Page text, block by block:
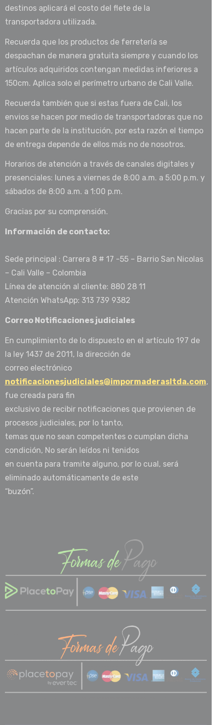
destinos aplicará el costo del flete de la
transportadora utilizada.
Recuerda que los productos de ferretería se
despachan de manera gratuita siempre y cuando los
artículos adquiridos contengan medidas inferiores a
150cm. Aplica solo el perímetro urbano de Cali Valle.
Recuerda también que si estas fuera de Cali, los
envios se hacen por medio de transportadoras que no
hacen parte de la institución, por esta razón el tiempo
de entrega depende de ellos más no de nosotros.
Horarios de atención a través de canales digitales y
presenciales: lunes a viernes de 8:00 a.m. a 5:00 p.m. y
sábados de 8:00 a.m. a 1:00 p.m.
Gracias por su comprensión.
Información de contacto:
Sede principal : Carrera 8 # 17 -55 – Barrio San Nicolas
– Cali Valle – Colombia
Línea de atención al cliente: 880 28 11
Atención WhatsApp: 313 739 9382
Correo Notificaciones judiciales
En cumplimiento de lo dispuesto en el artículo 197 de
la ley 1437 de 2011, la dirección de
correo electrónico
notificacionesjudiciales@impormaderasltda.com,
fue creada para fin
exclusivo de recibir notificaciones que provienen de
procesos judiciales, por lo tanto,
temas que no sean competentes o cumplan dicha
condición, No serán leídos ni tenidos
en cuenta para tramite alguno, por lo cual, será
eliminado automáticamente de este
“buzón”.